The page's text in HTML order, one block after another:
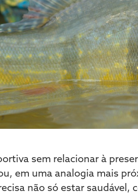
sem relacionar à
em uma analogia mais
não só estar